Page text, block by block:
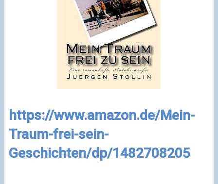
https://www.amazon.de/Mein-
Traum-frei-sein-
Geschichten/dp/1482708205